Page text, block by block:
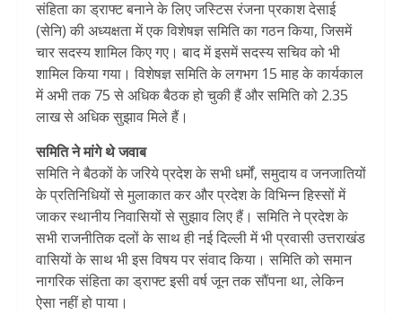
संहिता का ड्राफ्ट बनाने के लिए जस्टिस रंजना प्रकाश देसाई
(सेनि) की अध्यक्षता में एक विशेषज्ञ समिति का गठन किया, जिसमें
चार सदस्य शामिल किए गए। बाद में इसमें सदस्य सचिव को भी
शामिल किया गया। विशेषज्ञ समिति के लगभग 15 माह के कार्यकाल
में अभी तक 75 से अधिक बैठक हो चुकी हैं और समिति को 2.35
लाख से अधिक सुझाव मिले हैं।
समिति ने मांगे थे जवाब
समिति ने बैठकों के जरिये प्रदेश के सभी धर्मों, समुदाय व जनजातियों
के प्रतिनिधियों से मुलाकात कर और प्रदेश के विभिन्न हिस्सों में
जाकर स्थानीय निवासियों से सुझाव लिए हैं। समिति ने प्रदेश के
सभी राजनीतिक दलों के साथ ही नई दिल्ली में भी प्रवासी उत्तराखंड
वासियों के साथ भी इस विषय पर संवाद किया। समिति को समान
नागरिक संहिता का ड्राफ्ट इसी वर्ष जून तक सौंपना था, लेकिन
ऐसा नहीं हो पाया।